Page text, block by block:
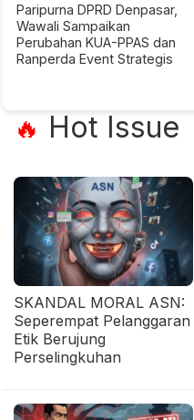
Paripurna DPRD Denpasar,
Wawali Sampaikan
Perubahan KUA-PPAS dan
Ranperda Event Strategis
🔥 Hot Issue
SKANDAL MORAL ASN:
Seperempat Pelanggaran
Etik Berujung
Perselingkuhan